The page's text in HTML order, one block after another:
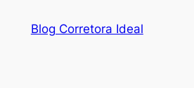
Blog Corretora Ideal